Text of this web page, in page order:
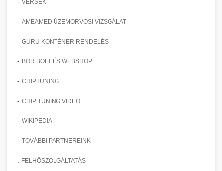
VERSEK
- AMEAMED ÜZEMORVOSI VIZSGÁLAT
- GURU KONTÉNER RENDELÉS
- BOR BOLT ÉS WEBSHOP
- CHIPTUNING
- CHIP TUNING VIDEO
- WIKIPEDIA
- TOVÁBBI PARTNEREINK
FELHŐSZOLGÁLTATÁS